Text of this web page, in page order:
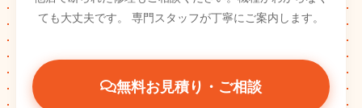
ても大丈夫です。
専門スタッフが丁寧にご案内します。
無料お見積り・ご相談